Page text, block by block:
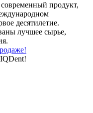
продукт,
десятилетие.
лучшее сырье,